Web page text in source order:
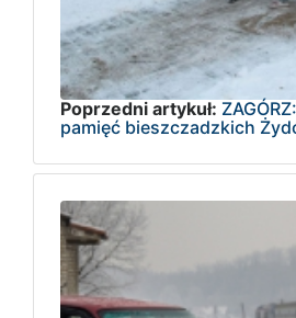
Poprzedni artykuł:
pamięć bieszczadzkich